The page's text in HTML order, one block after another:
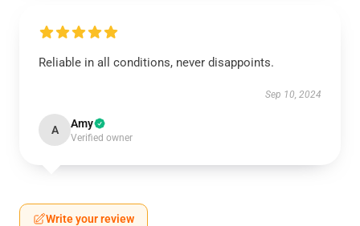
Reliable in all conditions, never disappoints.
Sep 10, 2024
A Amy
Verified owner
Write your review